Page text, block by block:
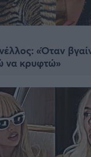
«Όταν
να κρυφτώ»